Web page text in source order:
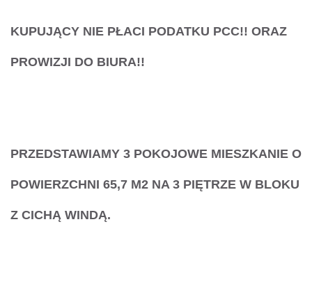
KUPUJĄCY NIE PŁACI PODATKU PCC!! ORAZ
PROWIZJI DO BIURA!!
PRZEDSTAWIAMY 3 POKOJOWE MIESZKANIE O
POWIERZCHNI 65,7 M2 NA 3 PIĘTRZE W BLOKU
Z CICHĄ WINDĄ.